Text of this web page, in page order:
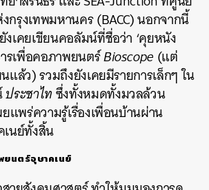
รุงเทพมหานคร (BACC) นอกจากนี้
เคยเขียนคอลัมน์ที่ชื่อว่า ‘คุยหนัง
รเพื่อคอภาพยนตร์Bioscope (แต่
ล้ว) รวมถึงยังเคยมีรายการเล็กๆ ใน
ประชาไทซึ่งทั้งหมดทั้งมวลล้วน
ยแพร่ความรู้เรื่องเพื่อนบ้านผ่าน
นย์ทั้งสิ้น
ยนตร์อุษาคเนย์